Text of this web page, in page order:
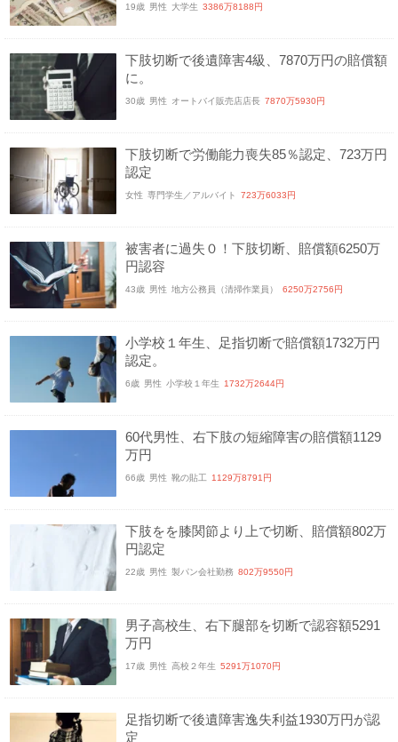
19歳 男性 大学生 3386万8188円
下肢切断で後遺障害4級、7870万円の賠償額
に。
30歳 男性 オートバイ販売店店長 7870万5930円
下肢切断で労働能力喪失85％認定、723万円
認定
女性 専門学生／アルバイト 723万6033円
被害者に過失０！下肢切断、賠償額6250万
円認容
43歳 男性 地方公務員（清掃作業員） 6250万2756円
小学校１年生、足指切断で賠償額1732万円
認定。
6歳 男性 小学校１年生 1732万2644円
60代男性、右下肢の短縮障害の賠償額1129
万円
66歳 男性 靴の貼工 1129万8791円
下肢をを膝関節より上で切断、賠償額802万
円認定
22歳 男性 製パン会社勤務 802万9550円
男子高校生、右下腿部を切断で認容額5291
万円
17歳 男性 高校２年生 5291万1070円
足指切断で後遺障害逸失利益1930万円が認
定